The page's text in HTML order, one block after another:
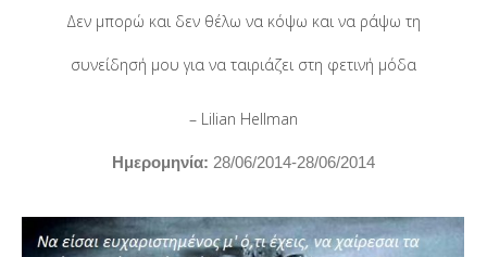
Δεν μπορώ και δεν θέλω να κόψω και να ράψω τη
συνείδησή μου για να ταιριάζει στη φετινή μόδα
– Lilian Hellman
Hμερομηνία: 28/06/2014-28/06/2014